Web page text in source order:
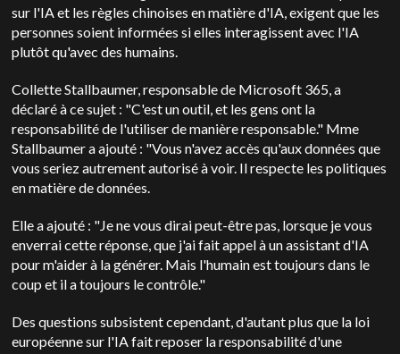
sur l'IA et les règles chinoises en matière d'IA, exigent que les
personnes soient informées si elles interagissent avec l'IA
plutôt qu'avec des humains.
Collette Stallbaumer, responsable de Microsoft 365, a
déclaré à ce sujet : "C'est un outil, et les gens ont la
responsabilité de l'utiliser de manière responsable." Mme
Stallbaumer a ajouté : "Vous n'avez accès qu'aux données que
vous seriez autrement autorisé à voir. Il respecte les politiques
en matière de données.
Elle a ajouté : "Je ne vous dirai peut-être pas, lorsque je vous
enverrai cette réponse, que j'ai fait appel à un assistant d'IA
pour m'aider à la générer. Mais l'humain est toujours dans le
coup et il a toujours le contrôle."
Des questions subsistent cependant, d'autant plus que la loi
européenne sur l'IA fait reposer la responsabilité d'une